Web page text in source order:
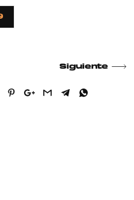
Siguiente